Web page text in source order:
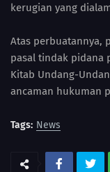
kerugian yang
Atas perbuatannya,
pasal tindak pidana
Kitab Undang-
ancaman hukuman
Tags: News